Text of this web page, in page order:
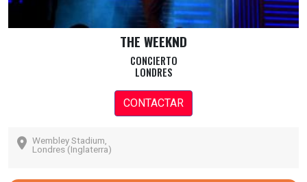
THE WEEKND
CONCIERTO
LONDRES
CONTACTAR
Wembley Stadium,
Londres (Inglaterra)